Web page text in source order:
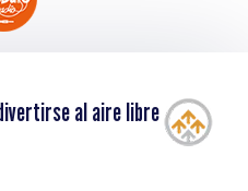
al aire libre